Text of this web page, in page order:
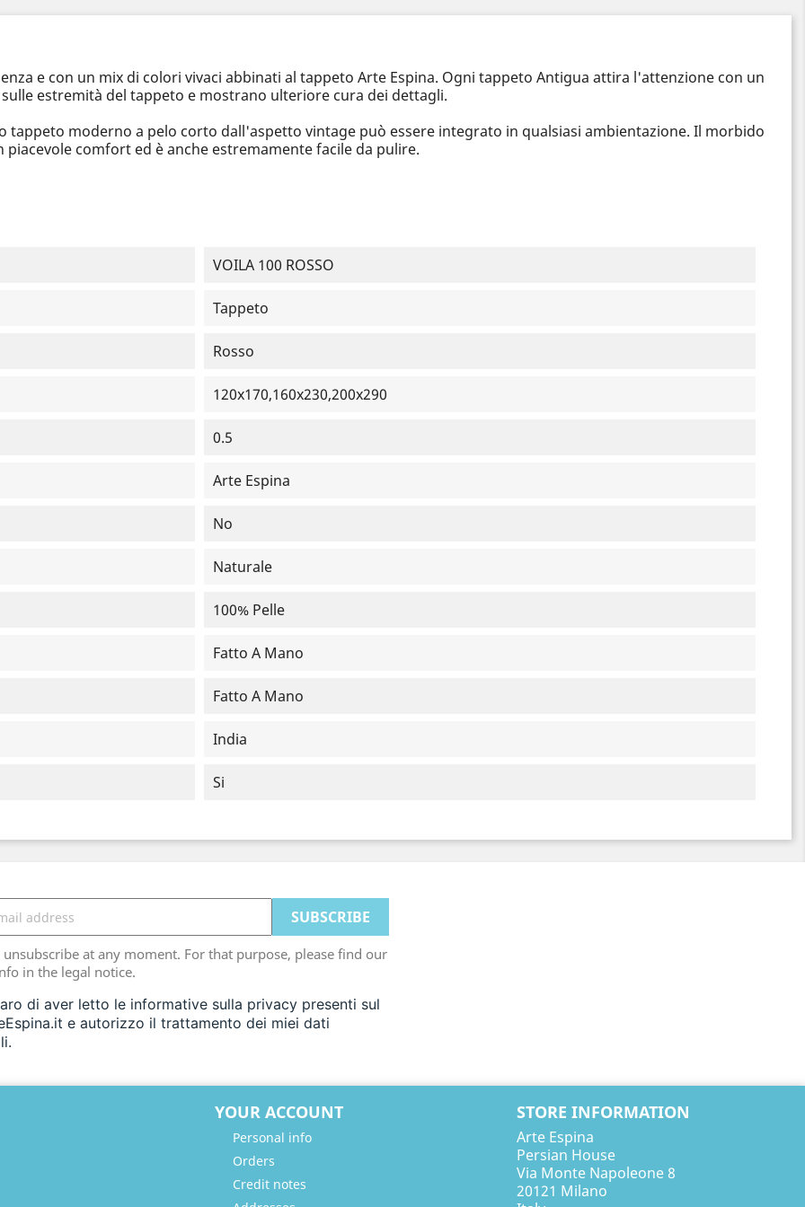
e con un mix di colori vivaci abbinati al tappeto Arte Espina. Ogni tappeto Antigua attira l'attenzione con un
estremità del tappeto e mostrano ulteriore cura dei dettagli.
tappeto moderno a pelo corto dall'aspetto vintage può essere integrato in qualsiasi ambientazione. Il morbido
comfort ed è anche estremamente facile da pulire.
VOILA 100 ROSSO
Tappeto
Rosso
120x170,160x230,200x290
0.5
Arte Espina
No
Naturale
100% Pelle
Fatto A Mano
Fatto A Mano
India
Si
unsubscribe at any moment. For that purpose, please find our
in the legal notice.
di aver letto le informative sulla privacy presenti sul
e autorizzo il trattamento dei miei dati
YOUR ACCOUNT
Personal info
Orders
Credit notes
STORE INFORMATION
Arte Espina
Persian House
Via Monte Napoleone 8
20121 Milano